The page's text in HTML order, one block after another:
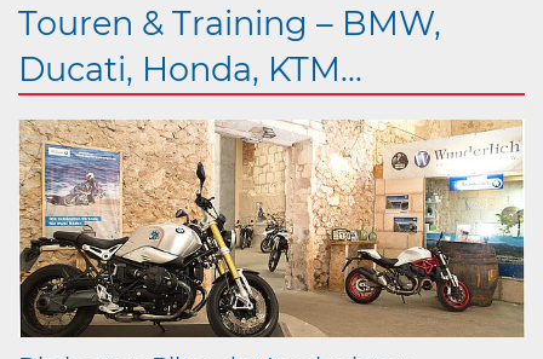
Touren & Training – BMW,
Ducati, Honda, KTM...